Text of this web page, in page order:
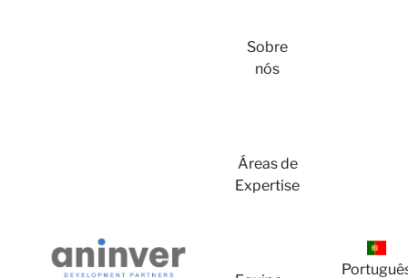
Sobre
nós
Áreas de
Expertise